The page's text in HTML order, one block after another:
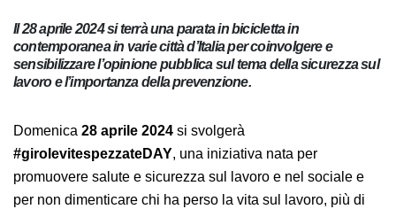
Il 28 aprile 2024 si terrà una parata in bicicletta in
contemporanea in varie città d’Italia per coinvolgere e
sensibilizzare l’opinione pubblica sul tema della sicurezza
sul lavoro e l’importanza della prevenzione.
Domenica28 aprile 2024si svolgerà
#girolevitespezzateDAY , una iniziativa nata per
promuovere salute e sicurezza sul lavoro e nel sociale e
per non dimenticare chi ha perso la vita sul lavoro, più